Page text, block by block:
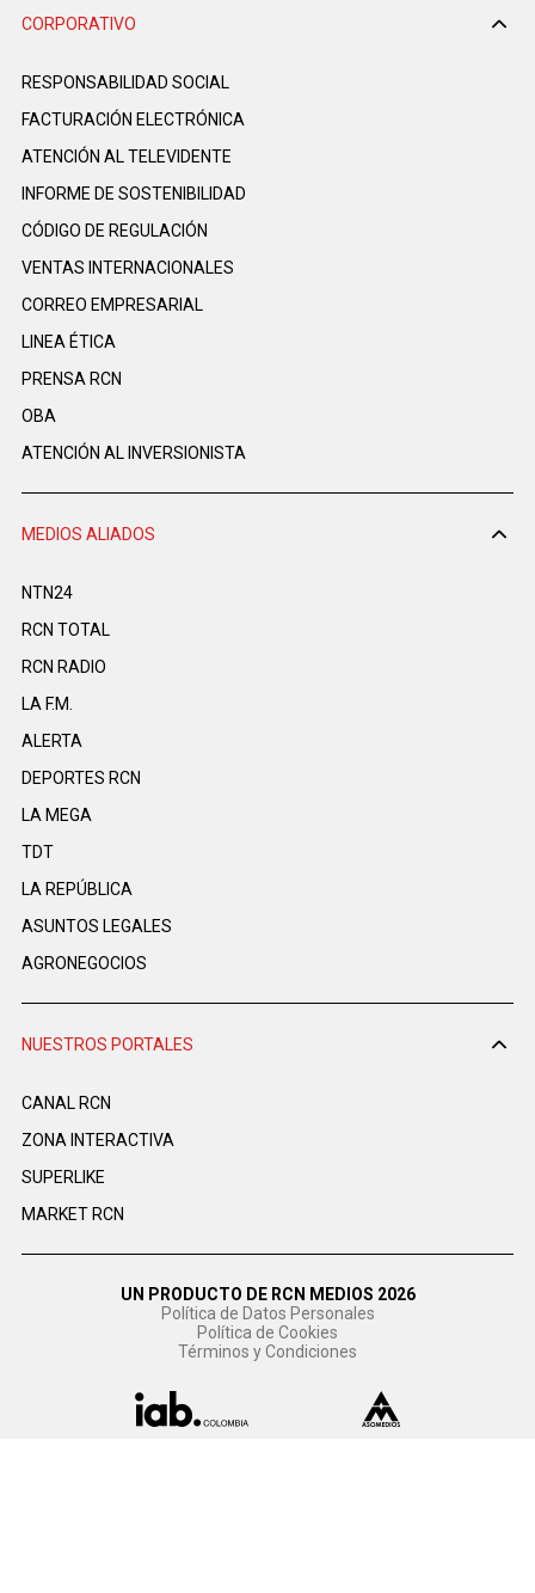
CORPORATIVO
RESPONSABILIDAD SOCIAL
FACTURACIÓN ELECTRÓNICA
ATENCIÓN AL TELEVIDENTE
INFORME DE SOSTENIBILIDAD
CÓDIGO DE REGULACIÓN
VENTAS INTERNACIONALES
CORREO EMPRESARIAL
LINEA ÉTICA
PRENSA RCN
OBA
ATENCIÓN AL INVERSIONISTA
MEDIOS ALIADOS
NTN24
RCN TOTAL
RCN RADIO
LA F.M.
ALERTA
DEPORTES RCN
LA MEGA
TDT
LA REPÚBLICA
ASUNTOS LEGALES
AGRONEGOCIOS
NUESTROS PORTALES
CANAL RCN
ZONA INTERACTIVA
SUPERLIKE
MARKET RCN
UN PRODUCTO DE RCN MEDIOS 2026
Política de Datos Personales
Política de Cookies
Términos y Condiciones